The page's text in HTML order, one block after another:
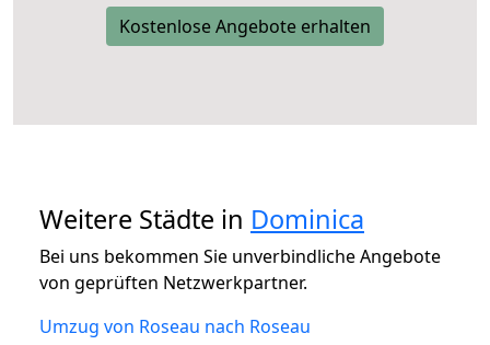
Kostenlose Angebote erhalten
Weitere Städte in Dominica
Bei uns bekommen Sie unverbindliche Angebote
von geprüften Netzwerkpartner.
Umzug von Roseau nach Roseau